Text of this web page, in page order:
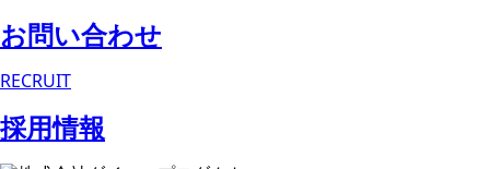
お問い合わせ
RECRUIT
採用情報